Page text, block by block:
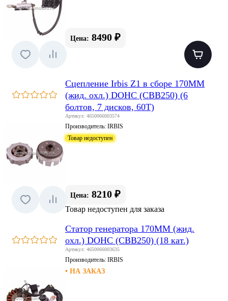
Цена: 8490 ₽
Сцепление Irbis Z1 в сборе 170MM
(жид. охл.) DOHC (CBB250) (6
болтов, 7 дисков, 60T)
Артикул: 4650066003574
Производитель: IRBIS
Товар недоступен
Цена: 8210 ₽
Товар недоступен для заказа
Статор генератора 170MM (жид.
охл.) DOHC (CBB250) (18 кат.)
Артикул: 4650066003635
Производитель: IRBIS
• НА ЗАКАЗ